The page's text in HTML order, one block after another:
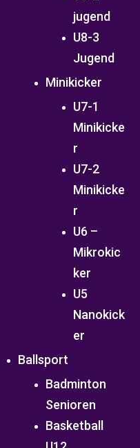
jugend
U8-3
Jugend
Minikicker
U7-1
Minikicke
r
U7-2
Minikicke
r
U6 –
Mikrokic
ker
U5
Nanokick
er
Ballsport
Badminton
Senioren
Basketball